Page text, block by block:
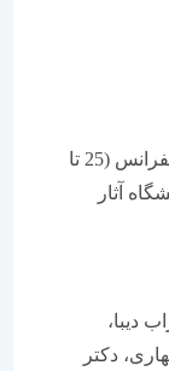
معرفی آثار برتر همزمان با برگزاری کنفرانس (25 تا
آثار